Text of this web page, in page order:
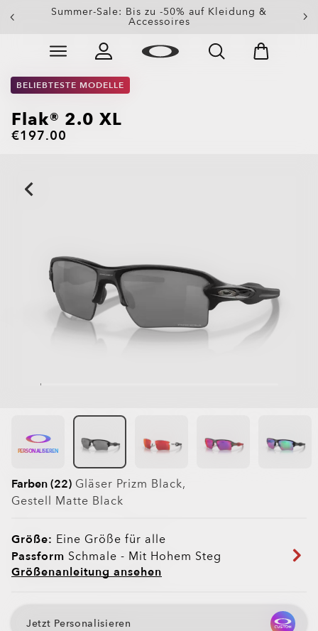
content
Summer-Sale: Bis zu -50% auf Kleidung &
Accessoires
Erhalte 20 % Rabatt auf Ersatzgläser beim Kauf einer
Sonnenbrille
Slide 3 of 3. Erhalte 20 % Rabatt auf Ersatzgläser
BELIEBTESTE MODELLE
Flak® 2.0 XL
€197.00
PERSONALISIEREN
Farben (22) Gläser Prizm Black,
Gestell Matte Black
Größe: Eine Größe für alle
Passform Schmale - Mit Hohem Steg
Größenanleitung ansehen
Jetzt Personalisieren